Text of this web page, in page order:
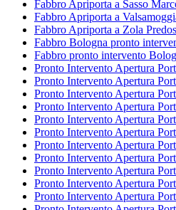
Fabbro Apriporta a Sasso
Fabbro Apriporta a
Fabbro Apriporta a Zola
Fabbro Bologna pronto
Fabbro pronto intervento
Pronto Intervento Apertura
Pronto Intervento Apertura
Pronto Intervento Apertura
Pronto Intervento Apertura
Pronto Intervento Apertura
Pronto Intervento Apertura
Pronto Intervento Apertura
Pronto Intervento Apertura
Pronto Intervento Apertura
Pronto Intervento Apertura
Pronto Intervento Apertura